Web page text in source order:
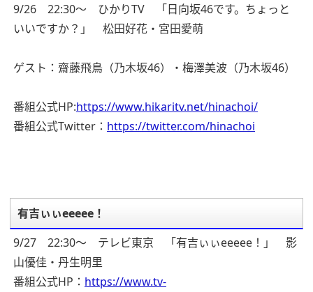
9/26 22:30～ ひかりTV 「日向坂46です。ちょっと
いいですか？」 松田好花・宮田愛萌
ゲスト：齋藤飛鳥（乃木坂46）・梅澤美波（乃木坂46）
番組公式HP:https://www.hikaritv.net/hinachoi/
番組公式Twitter： https://twitter.com/hinachoi
有吉ぃぃeeeee！
9/27 22:30～ テレビ東京 「有吉ぃぃeeeee！」 影
山優佳・丹生明里
番組公式HP： https://www.tv-